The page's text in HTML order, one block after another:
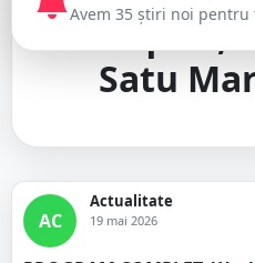
Satu
AC
Actualitate
19 mai 2026
Avem 35 știri noi pentru